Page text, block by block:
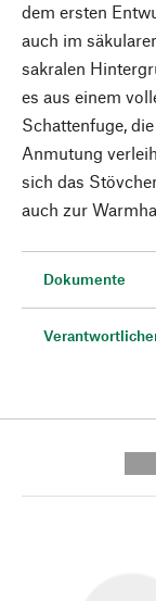
dem ersten
auch im
sakralen
es aus einem
Schattenfuge,
Anmutung
sich das
auch zur
Dokumente